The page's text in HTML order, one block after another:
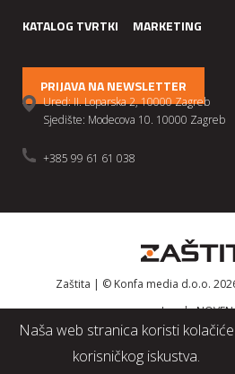
Naša web stranica koristi
korisničkog iskustva.
KATALOG TVRTKI
MARKETING
PRIJAVA NA NEWSLETTER
Ured: II. Loparska 2, 10000 Zagreb
Sjedište: Modecova 10. 10000 Zagreb
+385 99 61 61 038
Zaštita | © Konfa media d.o.o.
Izrada